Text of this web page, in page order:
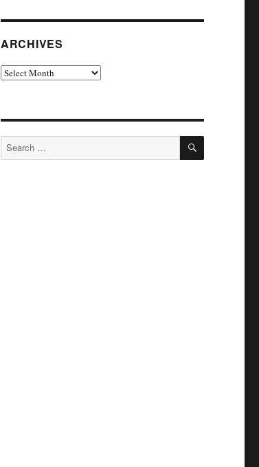
ARCHIVES
Archives
Search
for:
SEARCH